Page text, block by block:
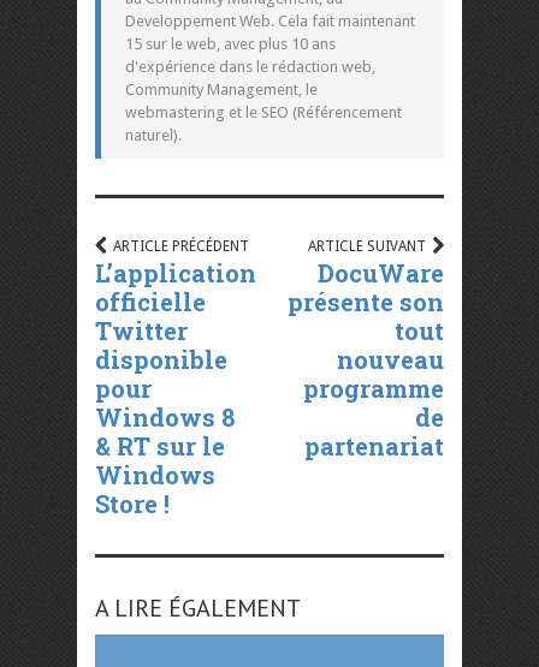
Developpement Web. Cela fait maintenant
15 sur le web, avec plus 10 ans
d'expérience dans le rédaction web,
Community Management, le
webmastering et le SEO (Référencement
naturel).
ARTICLE PRÉCÉDENT
L’application
officielle
Twitter
disponible
pour
Windows 8
& RT sur le
Windows
Store !
ARTICLE SUIVANT
DocuWare
présente son
tout
nouveau
programme
de
partenaria​t
A LIRE ÉGALEMENT